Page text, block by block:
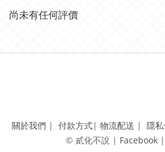
尚未有任何評價
關於我們 | 付款方式| 物流配送 | 隱
© 貳化不說 | ​ Facebook |